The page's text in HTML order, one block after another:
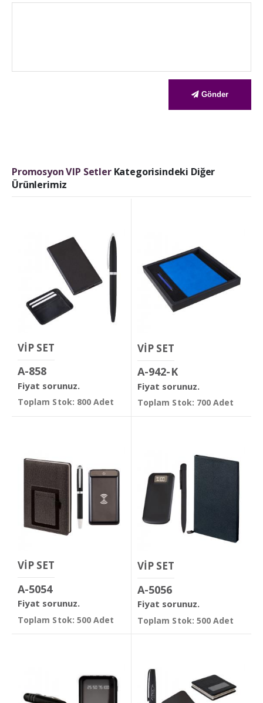
Gönder
Promosyon VIP SetlerKategorisindeki Diğer
Ürünlerimiz
VİP SET
A-858
Fiyat sorunuz.
Toplam Stok: 800 Adet
VİP SET
A-942-K
Fiyat sorunuz.
Toplam Stok: 700 Adet
VİP SET
A-5054
Fiyat sorunuz.
Toplam Stok: 500 Adet
VİP SET
A-5056
Fiyat sorunuz.
Toplam Stok: 500 Adet